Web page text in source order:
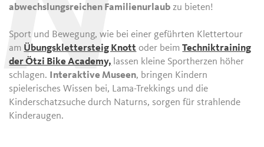
abwechslungsreichen Familienurlaub zu bieten!
Sport und Bewegung, wie bei einer geführten Klettertour
am Übungsklettersteig Knott oder beimTechniktraining
der Ötzi Bike Academy, lassen kleine Sportherzen höher
schlagen.
Interaktive Museen, bringen Kindern
spielerisches Wissen bei, Lama-Trekkings und die
Kinderschatzsuche durch Naturns, sorgen für strahlende
Kinderaugen.